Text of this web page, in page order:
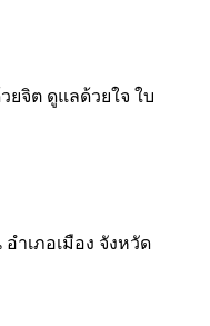
จิต ดูแลด้วยใจ ใบ
ำเภอเมือง จังหวัด